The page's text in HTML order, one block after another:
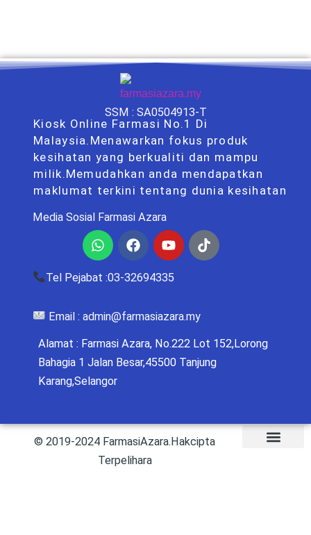
SSM : SA0504913-T
Kiosk Online Farmasi No.1 Di
Malaysia.Menawarkan fokus produk
kesihatan yang berkualiti dan mampu
milik.Memudahkan anda mendapatkan
maklumat terkini tentang dunia kesihatan
Media Sosial Farmasi Azara
WhatsappFacebookYoutubeTiktok
Tel Pejabat :03-32694335
Email : admin@farmasiazara.my
Alamat : Farmasi Azara, No.222 Lot 152,Lorong
Bahagia 1 Jalan Besar,45500 Tanjung
Karang,Selangor
© 2019-2024 FarmasiAzara.Hakcipta
Terpelihara